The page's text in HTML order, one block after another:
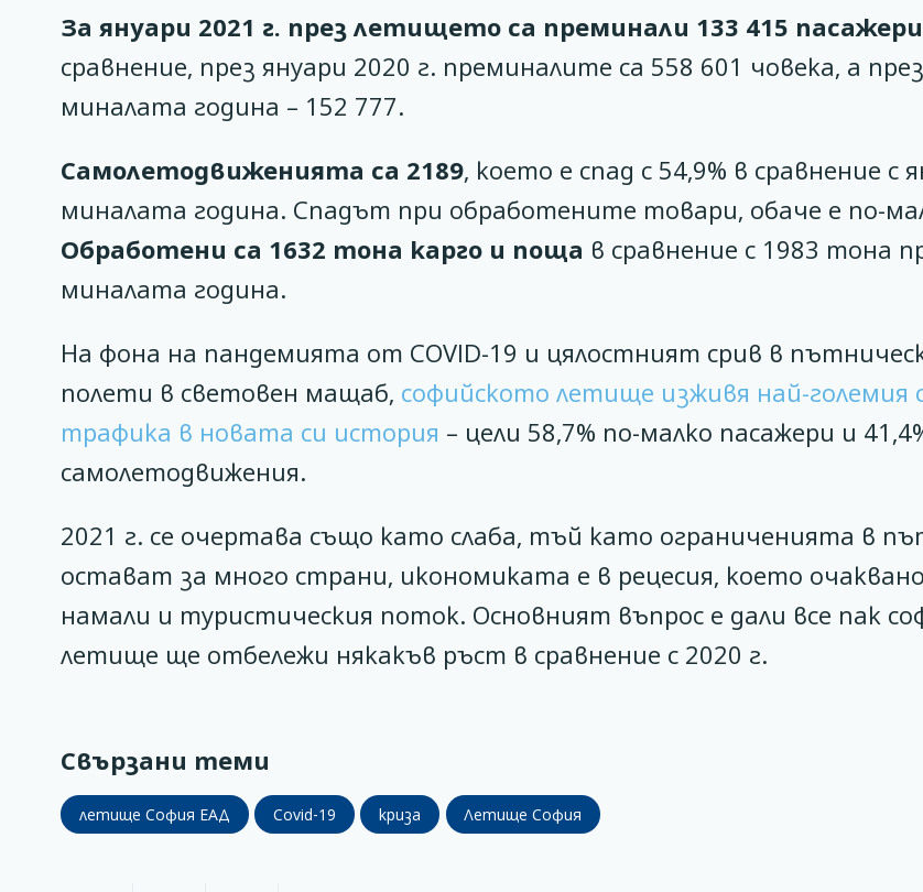
За януари 2021 г. през летището са преминали 133 415
сравнение, през януари 2020 г. преминалите са 558 601 човека, а
миналата година – 152 777.
Самолетодвиженията са 2189, което е спад с 54,9% в сравнение с
миналата година. Спадът при обработените товари, обаче е по-
Обработени са 1632 тона карго и поща в сравнение с 1983 тона
миналата година.
На фона на пандемията от COVID-19 и цялостният срив в
полети в световен мащаб, софийското летище изживя най-големия
трафика в новата си история – цели 58,7% по-малко пасажери и
самолетодвижения.
2021 г. се очертава също като слаба, тъй като ограниченията в
остават за много страни, икономиката е в рецесия, което
намали и туристическия поток. Основният въпрос е дали все пак
летище ще отбележи някакъв ръст в сравнение с 2020 г.
Свързани теми
летище София ЕАД Covid-19 криза Летище София